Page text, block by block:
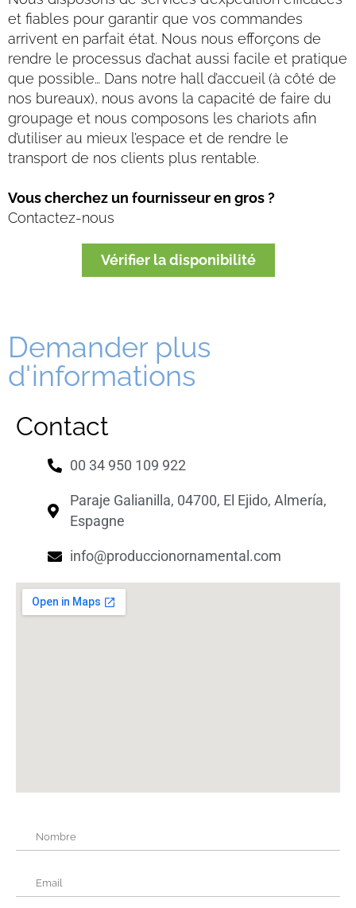
et fiables pour garantir que vos commandes
arrivent en parfait état. Nous nous efforçons de
rendre le processus d’achat aussi facile et pratique
que possible… Dans notre hall d’accueil (à côté de
nos bureaux), nous avons la capacité de faire du
groupage et nous composons les chariots afin
d’utiliser au mieux l’espace et de rendre le
transport de nos clients plus rentable.
Vous cherchez un fournisseur en gros ?
Contactez-nous
Vérifier la disponibilité
Demander plus
d'informations
Contact
00 34 950 109 922
Paraje Galianilla, 04700, El Ejido, Almería,
Espagne
info@produccionornamental.com